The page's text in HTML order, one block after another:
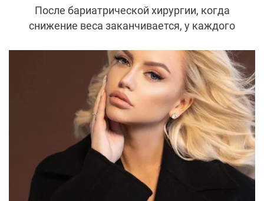
После бариатрической хирургии, когда
снижение веса заканчивается, у каждого
необходимости преобразования контуров
тела: почти у всех пациентов после
бариатрической операции на теле в
разных областях появляются
значительные избыточные дряблые
кожно-жировые складки.